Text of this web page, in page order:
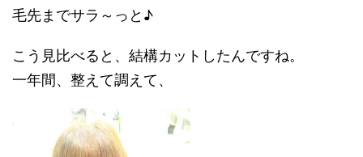
毛先までサラ～っと♪
こう見比べると、結構カットしたんですね。
一年間、整えて調えて、